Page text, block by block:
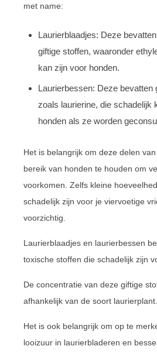
met name:
Laurierblaadjes: Deze
giftige stoffen, waaronder
kan zijn voor honden.
Laurierbessen: Deze bevatten
zoals laurierine, die schadelijk
honden als ze worden
Het is belangrijk om deze delen
bereik van honden te houden om
voorkomen. Zelfs kleine
schadelijk zijn voor je viervoetige
voorzichtig.
Laurierblaadjes en laurierbessen
toxische stoffen die schadelijk zijn
De concentratie van deze giftige
afhankelijk van de soort laurierplant.
Het is ook belangrijk om op te
looizuur in laurierbladeren en